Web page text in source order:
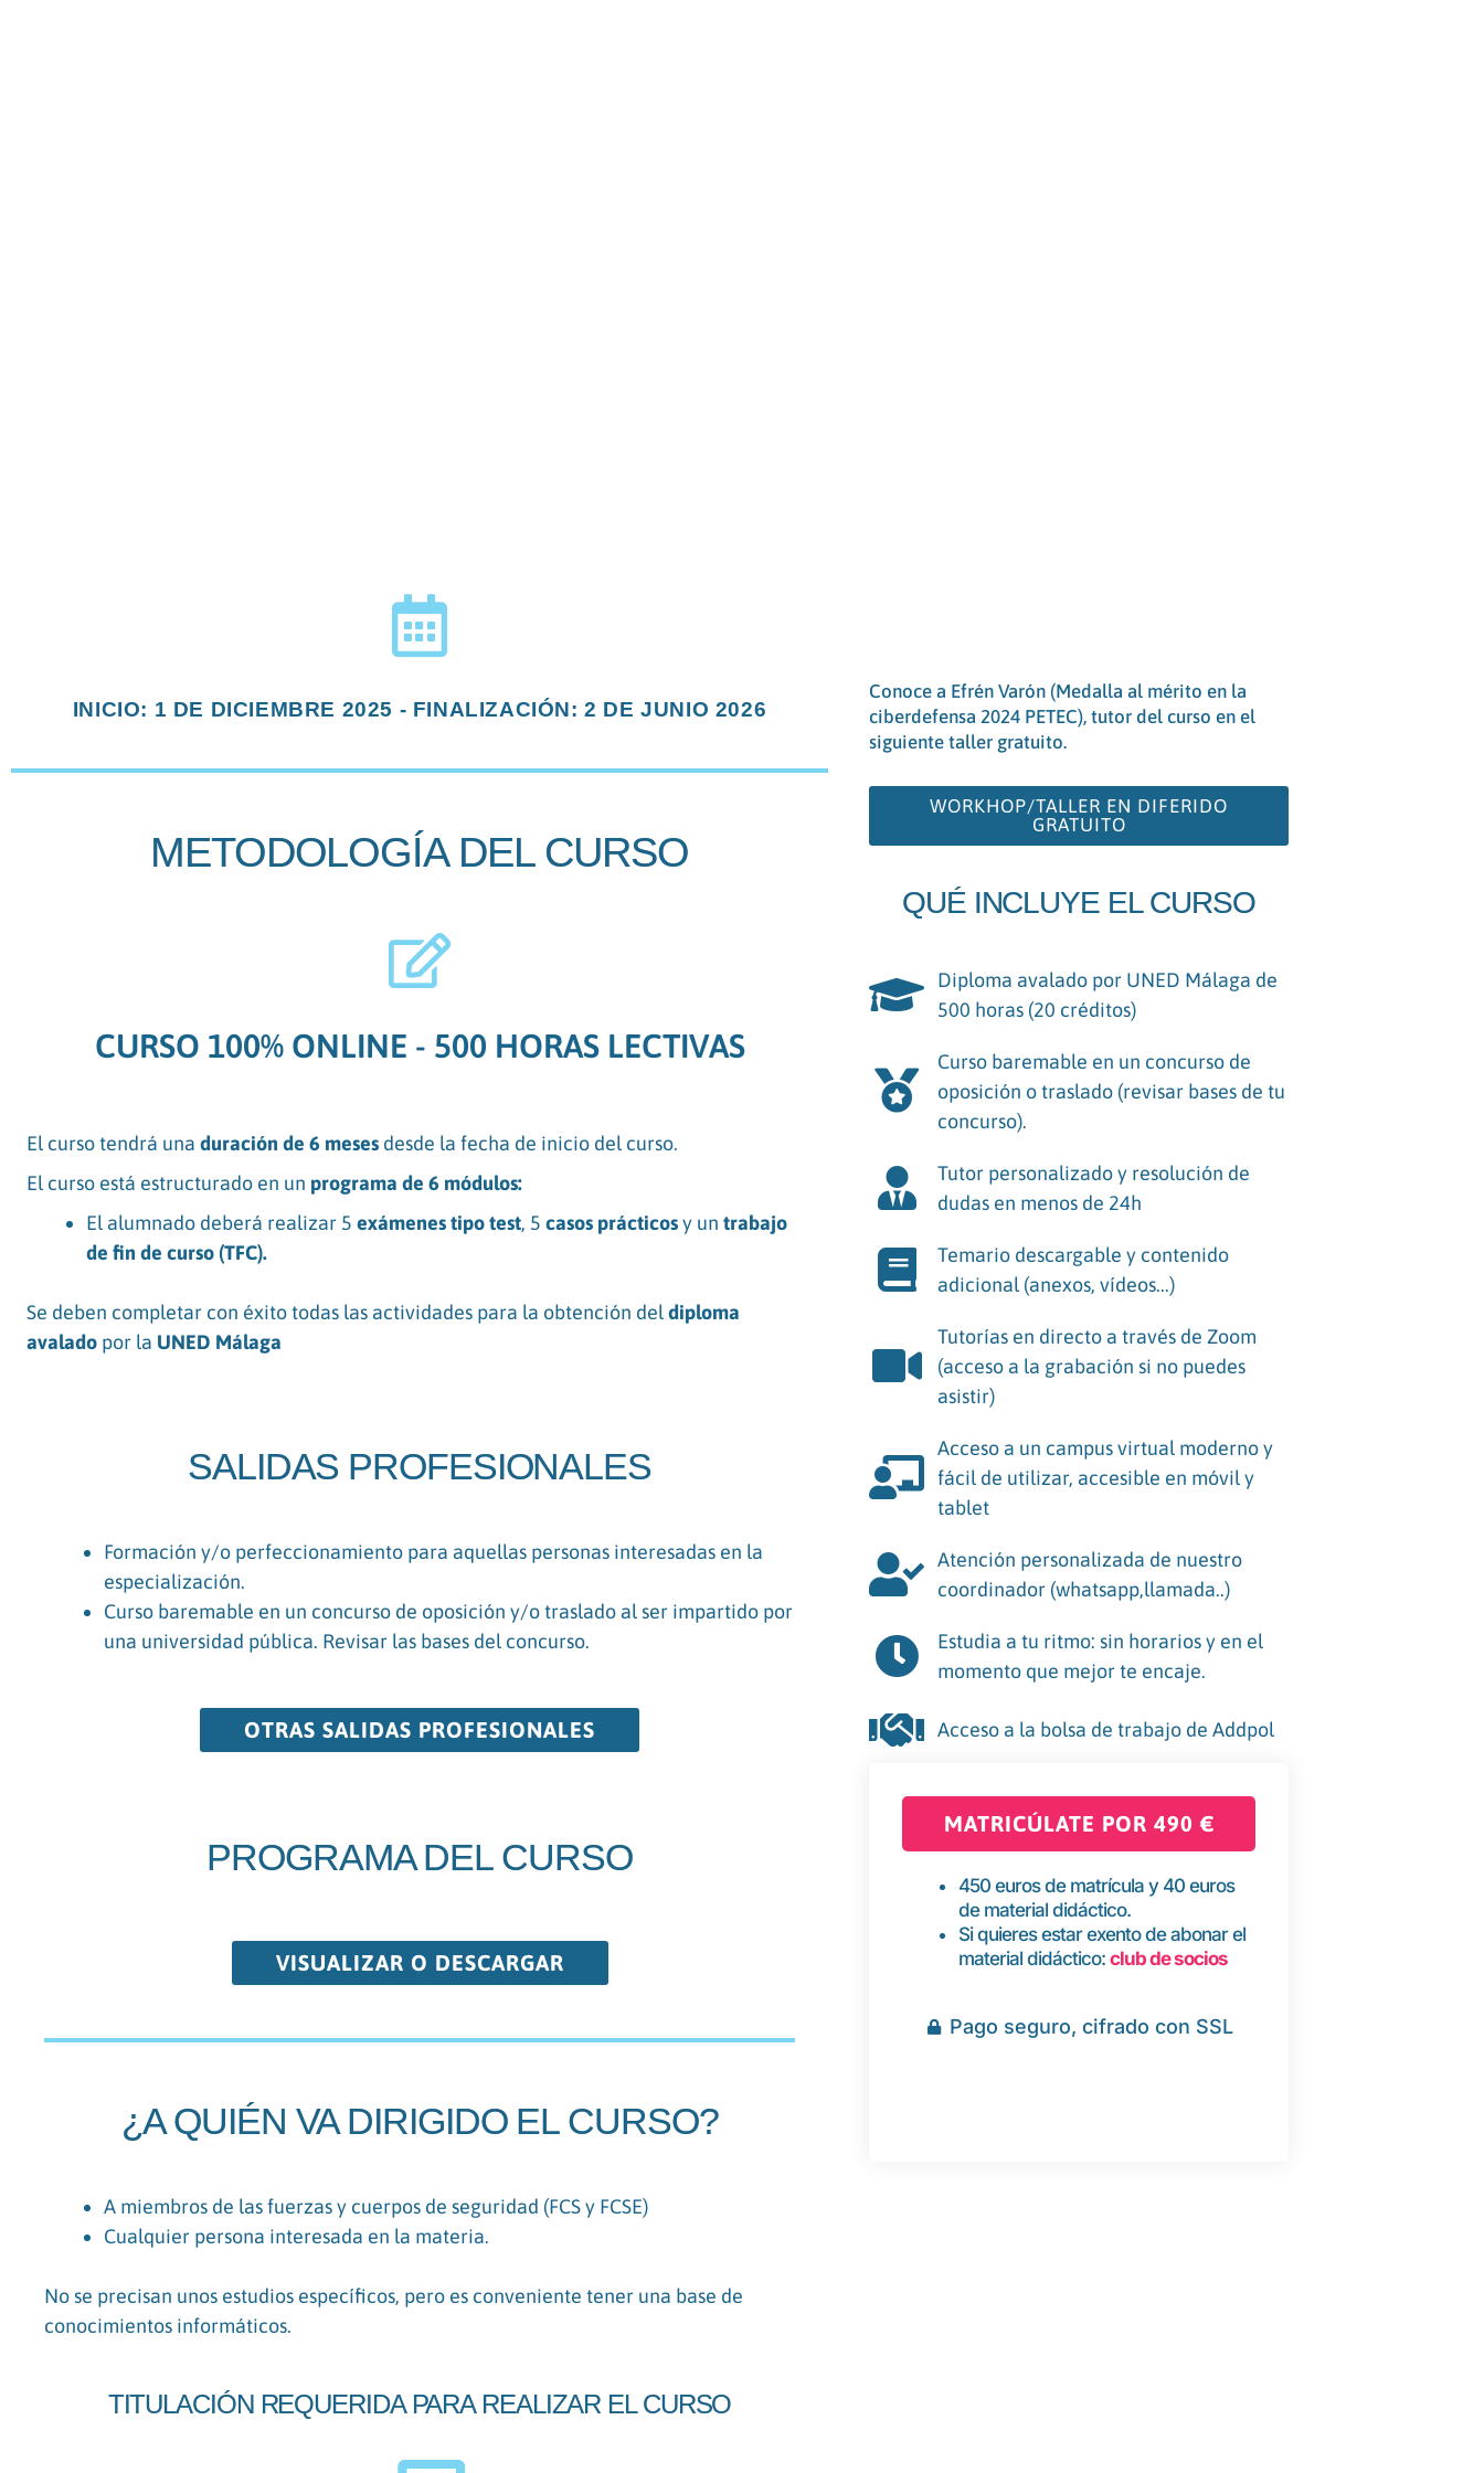
INICIO: 1 DE DICIEMBRE 2025 - FINALIZACIÓN: 2 DE JUNIO 2026
METODOLOGÍA DEL CURSO
CURSO 100% ONLINE - 500 HORAS LECTIVAS
El curso tendrá una duración de 6 meses desde la fecha de inicio del curso.
El curso está estructurado en un programa de 6 módulos:
El alumnado deberá realizar 5 exámenes tipo test, 5 casos prácticosy un trabajo
de fin de curso (TFC).
Se deben completar con éxito todas las actividades para la obtención deldiploma
avalado por la UNED Málaga
SALIDAS PROFESIONALES
Formación y/o perfeccionamiento para aquellas personas interesadas en la
especialización.
Curso baremable en un concurso de oposición y/o traslado al ser impartido por
una universidad pública. Revisar las bases del concurso.
OTRAS SALIDAS PROFESIONALES
PROGRAMA DEL CURSO
VISUALIZAR O DESCARGAR
¿A QUIÉN VA DIRIGIDO EL CURSO?
A miembros de las fuerzas y cuerpos de seguridad (FCS y FCSE)
Cualquier persona interesada en la materia.
No se precisan unos estudios específicos, pero es conveniente tener una base de
conocimientos informáticos.
TITULACIÓN REQUERIDA PARA REALIZAR EL CURSO
Conoce a Efrén Varón (Medalla al mérito en la
ciberdefensa 2024 PETEC), tutor del curso en el
siguiente taller gratuito.
WORKHOP/TALLER EN DIFERIDO
GRATUITO
QUÉ INCLUYE EL CURSO
Diploma avalado por UNED Málaga de
500 horas (20 créditos)
Curso baremable en un concurso de
oposición o traslado (revisar bases de tu
concurso).
Tutor personalizado y resolución de
dudas en menos de 24h
Temario descargable y contenido
adicional (anexos, vídeos...)
Tutorías en directo a través de Zoom
(acceso a la grabación si no puedes
asistir)
Acceso a un campus virtual moderno y
fácil de utilizar, accesible en móvil y
tablet
Atención personalizada de nuestro
coordinador (whatsapp,llamada..)
Estudia a tu ritmo: sin horarios y en el
momento que mejor te encaje.
Acceso a la bolsa de trabajo de Addpol
MATRICÚLATE POR 490 €
450 euros de matrícula y 40 euros
de material didáctico.
Si quieres estar exento de abonar el
material didáctico: club de socios
Pago seguro, cifrado con SSL